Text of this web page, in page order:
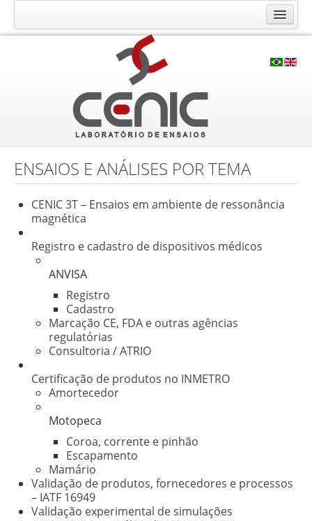
O Laboratório CENIC
Infraestrutura
Ensaios e Análises
Consultoria e Cursos
Contato
Trabalhe Conosco
Localização
ENSAIOS E ANÁLISES POR TEMA
CENIC 3T – Ensaios em ambiente de ressonância
magnética
Registro e cadastro de dispositivos médicos
ANVISA
Registro
Cadastro
Marcação CE, FDA e outras agências
regulatórias
Consultoria / ATRIO
Certificação de produtos no INMETRO
Amortecedor
Motopeca
Coroa, corrente e pinhão
Escapamento
Mamário
Validação de produtos, fornecedores e processos
– IATF 16949
Validação experimental de simulações